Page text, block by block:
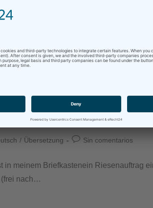
/ Übersetzung Sin comentarios
meinem Briefkastenein Riesenauftrag
(frei nach…